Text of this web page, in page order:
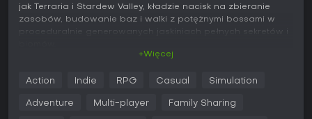
jak Terraria i Stardew Valley, kładzie nacisk na zbieranie
zasobów, budowanie baz i walki z potężnymi bossami w
proceduralnie generowanych jaskiniach pełnych sekretów i
wydobywaniu surowców do craftingu narzędzi i ulepszania
+Więcej
Action Indie RPG Casual Simulation
Adventure Multi-player Family Sharing